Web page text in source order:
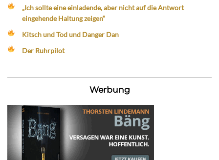
„Ich sollte eine einladende, aber nicht auf die Antwort
eingehende Haltung zeigen“
Kitsch und Tod und Danger Dan
Der Ruhrpilot
Werbung